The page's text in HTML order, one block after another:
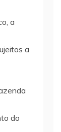
a
a
do